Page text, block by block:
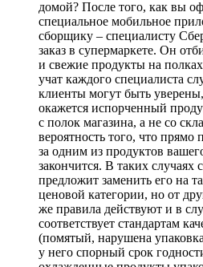
домой? После того, как вы
специальное мобильное
сборщику – специалисту
заказ в супермаркете. Он
и свежие продукты на
учат каждого специалиста
клиенты могут быть
окажется испорченный
с полок магазина, а не со
вероятность того, что
за одним из продуктов
закончится. В таких
предложит заменить его на
ценовой категории, но от
же правила действуют и в
соответствует стандартам
(помятый, нарушена
у него спорный срок